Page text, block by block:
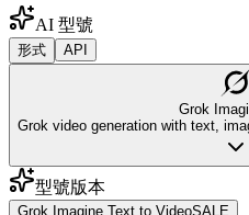
AI 型號
形式 API
Grok
Grok video generation with text,
型號版本
Grok Imagine Text to VideoSALE